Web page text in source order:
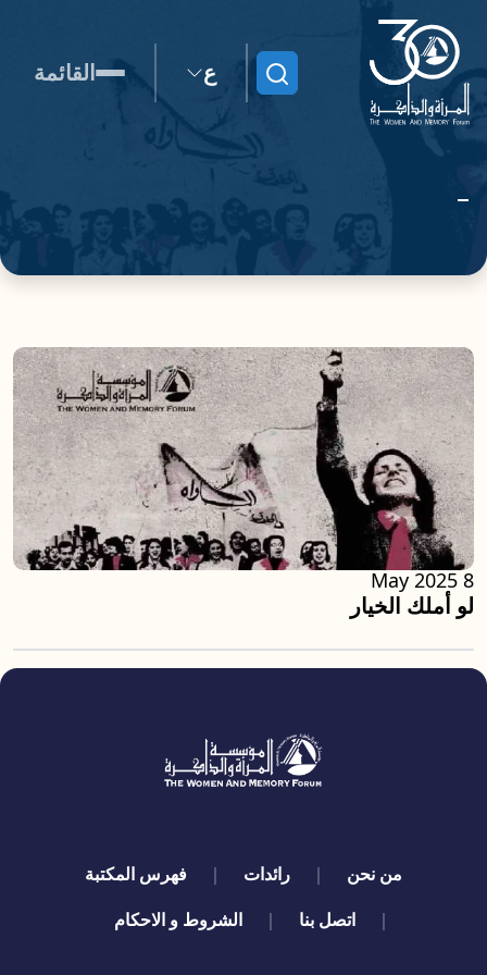
ابحث ع القائمة
لو أملك الخيار
8 May 2025
quick links
من نحن رائدات
فهرس المكتبة
اتصل بنا
الشروط و الاحكام